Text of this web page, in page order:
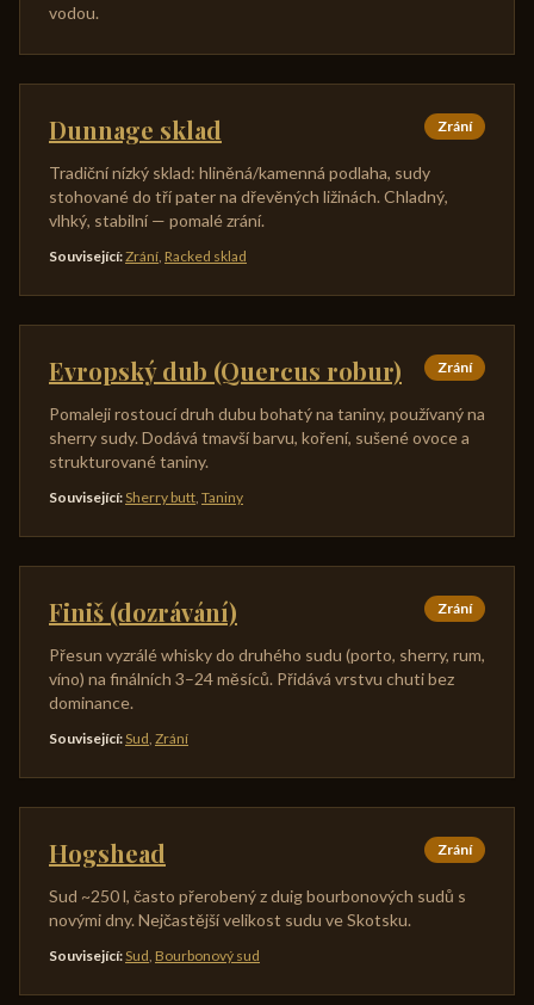
vodou.
Dunnage sklad Zrání
Tradiční nízký sklad: hliněná/kamenná podlaha, sudy
stohované do tří pater na dřevěných ližinách. Chladný,
vlhký, stabilní — pomalé zrání.
Související:Zrání, Racked sklad
Evropský dub (Quercus robur) Zrání
Pomaleji rostoucí druh dubu bohatý na taniny, používaný na
sherry sudy. Dodává tmavší barvu, koření, sušené ovoce a
strukturované taniny.
Související:Sherry butt, Taniny
Finiš (dozrávání) Zrání
Přesun vyzrálé whisky do druhého sudu (porto, sherry, rum,
víno) na finálních 3–24 měsíců. Přidává vrstvu chuti bez
dominance.
Související:Sud, Zrání
Hogshead Zrání
Sud ~250 l, často přerobený z duig bourbonových sudů s
novými dny. Nejčastější velikost sudu ve Skotsku.
Související:Sud, Bourbonový sud